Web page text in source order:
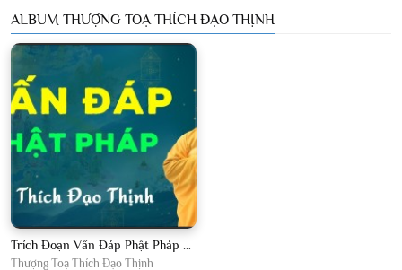
ALBUM THƯỢNG TOẠ THÍCH ĐẠO THỊNH
Trích Đoạn Vấn Đáp Phật Pháp 2026
Thượng Toạ Thích Đạo Thịnh